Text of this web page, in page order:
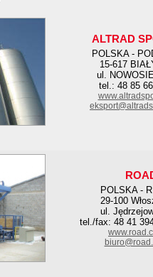
ALTRAD
POLSKA -
15-617
ul.
tel.: 48 85
POLSKA -
29-100
ul.
tel./fax: 48 41